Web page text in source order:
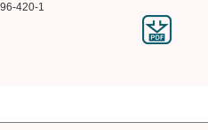
420-1